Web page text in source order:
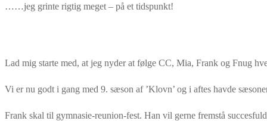
……jeg grinte rigtig meget – på et tidspunkt!
Lad mig starte med, at jeg nyder at følge CC, Mia, Frank og Fnug
Vi er nu godt i gang med 9. sæson af ’Klovn’ og i aftes havde
Frank skal til gymnasie-reunion-fest. Han vil gerne fremstå